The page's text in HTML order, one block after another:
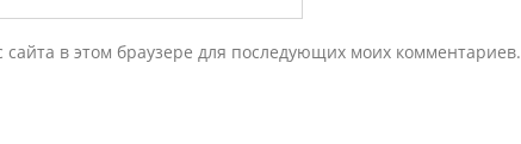
в этом браузере для последующих моих комментариев.